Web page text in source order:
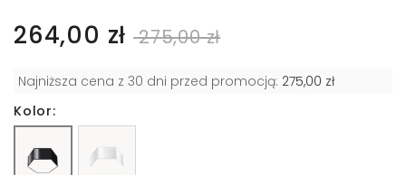
264,00 zł 275,00 zł
Najniższa cena z 30 dni przed promocją: 275,00 zł
Kolor: